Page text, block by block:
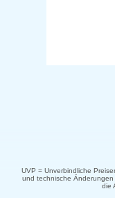
UVP = Unverbindliche
und technische
die